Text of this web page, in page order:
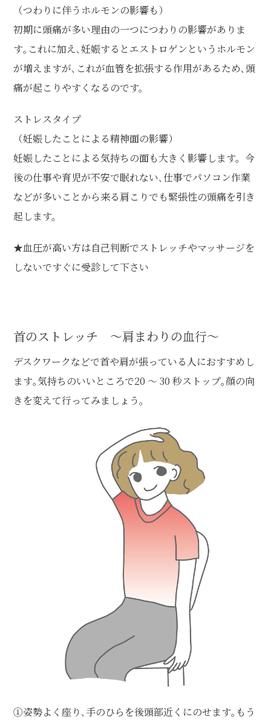
（つわりに伴うホルモンの影響も）
初期に頭痛が多い理由の一つにつわりの影響がありま
す｡これに加え､妊娠するとエストロゲンというホルモン
が増えますが､これが血管を拡張する作用があるため､頭
痛が起こりやすくなるのです。
ストレスタイプ
（妊娠したことによる精神面の影響）
妊娠したことによる気持ちの面も大きく影響します。今
後の仕事や育児が不安で眠れない､仕事でパソコン作業
などが多いことから来る肩こりでも緊張性の頭痛を引き
起します。
★血圧が高い方は自己判断でストレッチやマッサージを
しないですぐに受診して下さい
首のストレッチ ～肩まわりの血行～
デスクワークなどで首や肩が張っている人におすすめし
ます｡気持ちのいいところで20 ～ 30 秒ストップ｡顔の向
きを変えて行ってみましょう｡
①姿勢よく座り､手のひらを後頭部近くにのせます｡もう